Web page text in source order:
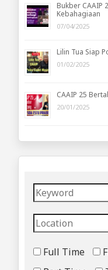
Bukber CAAIP
Kebahagiaan
07/04/2025
Lilin Tua Siap
01/02/2025
CAAIP 25
20/01/2025
Full Time